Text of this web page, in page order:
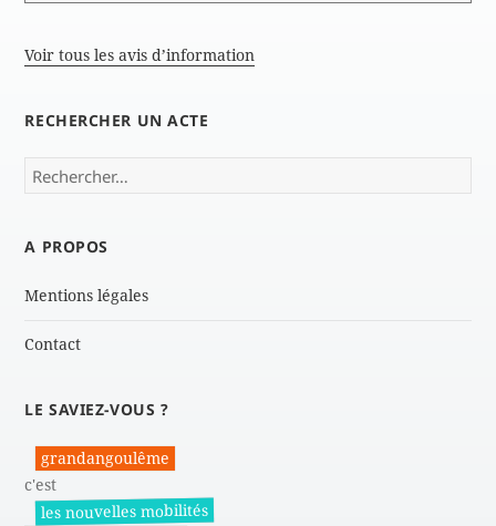
Voir tous les avis d’information
RECHERCHER UN ACTE
Rechercher :
A PROPOS
Mentions légales
Contact
LE SAVIEZ-VOUS ?
grandangoulême
c'est
les nouvelles mobilités